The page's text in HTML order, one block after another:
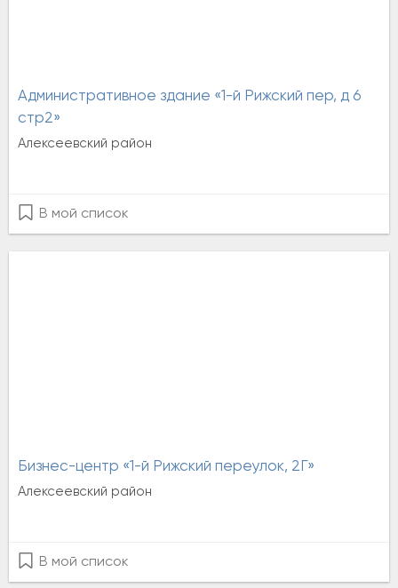
Административное здание «1-й Рижский пер, д 6
стр2»
Алексеевский район
В мой список
Бизнес-центр «1-й Рижский переулок, 2Г»
Алексеевский район
В мой список